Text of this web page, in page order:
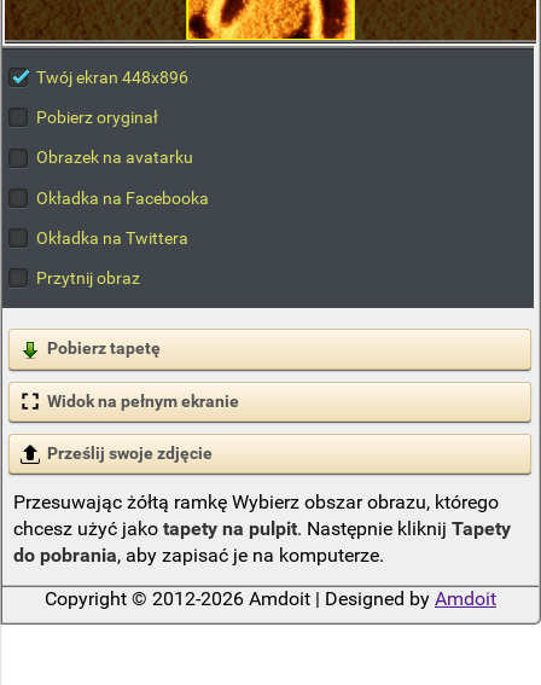
Twój ekran 448x896
Pobierz oryginał
Obrazek na avatarku
Okładka na Facebooka
Okładka na Twittera
Przytnij obraz
Pobierz tapetę
Widok na pełnym ekranie
Prześlij swoje zdjęcie
Przesuwając żółtą ramkę Wybierz obszar obrazu, którego
chcesz użyć jako tapety na pulpit. Następnie kliknij Tapety
do pobrania, aby zapisać je na komputerze.
Copyright © 2012-2026 Amdoit | Designed by Amdoit